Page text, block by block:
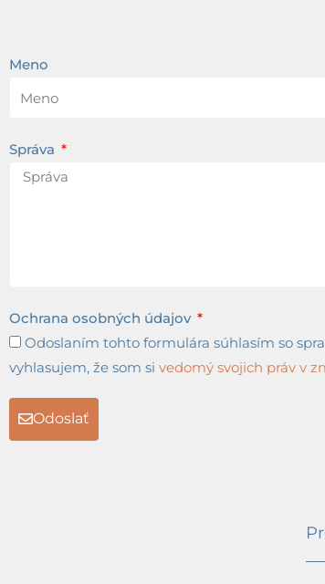
Meno
Správa
Ochrana osobných údajov
Odoslaním tohto formulára súhlasím so
vyhlasujem, že som si vedomý svojich práv v
Odoslať